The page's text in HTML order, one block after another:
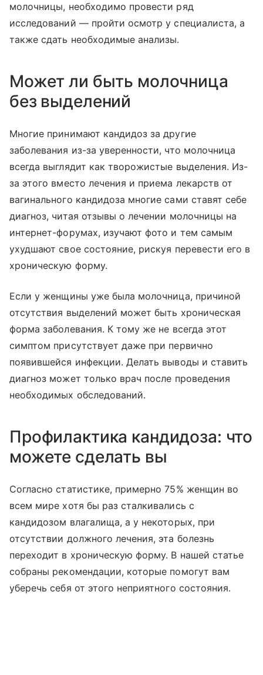
молочницы, необходимо провести ряд
исследований — пройти осмотр у специалиста, а
также сдать необходимые анализы.
Может ли быть молочница
без выделений
Многие принимают кандидоз за другие
заболевания из-за уверенности, что молочница
всегда выглядит как творожистые выделения. Из-
за этого вместо лечения и приема лекарств от
вагинального кандидоза многие сами ставят себе
диагноз, читая отзывы о лечении молочницы на
интернет-форумах, изучают фото и тем самым
ухудшают свое состояние, рискуя перевести его в
хроническую форму.
Если у женщины уже была молочница, причиной
отсутствия выделений может быть хроническая
форма заболевания. К тому же не всегда этот
симптом присутствует даже при первично
появившейся инфекции. Делать выводы и ставить
диагноз может только врач после проведения
необходимых обследований.
Профилактика кандидоза: что
можете сделать вы
Согласно статистике, примерно 75% женщин во
всем мире хотя бы раз сталкивались с
кандидозом влагалища, а у некоторых, при
отсутствии должного лечения, эта болезнь
переходит в хроническую форму. В нашей статье
собраны рекомендации, которые помогут вам
уберечь себя от этого неприятного состояния.